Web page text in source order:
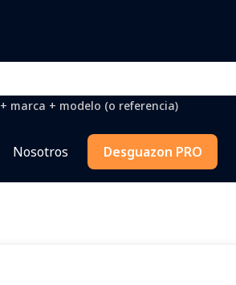
marca + modelo (o referencia)
Nosotros Desguazon PRO